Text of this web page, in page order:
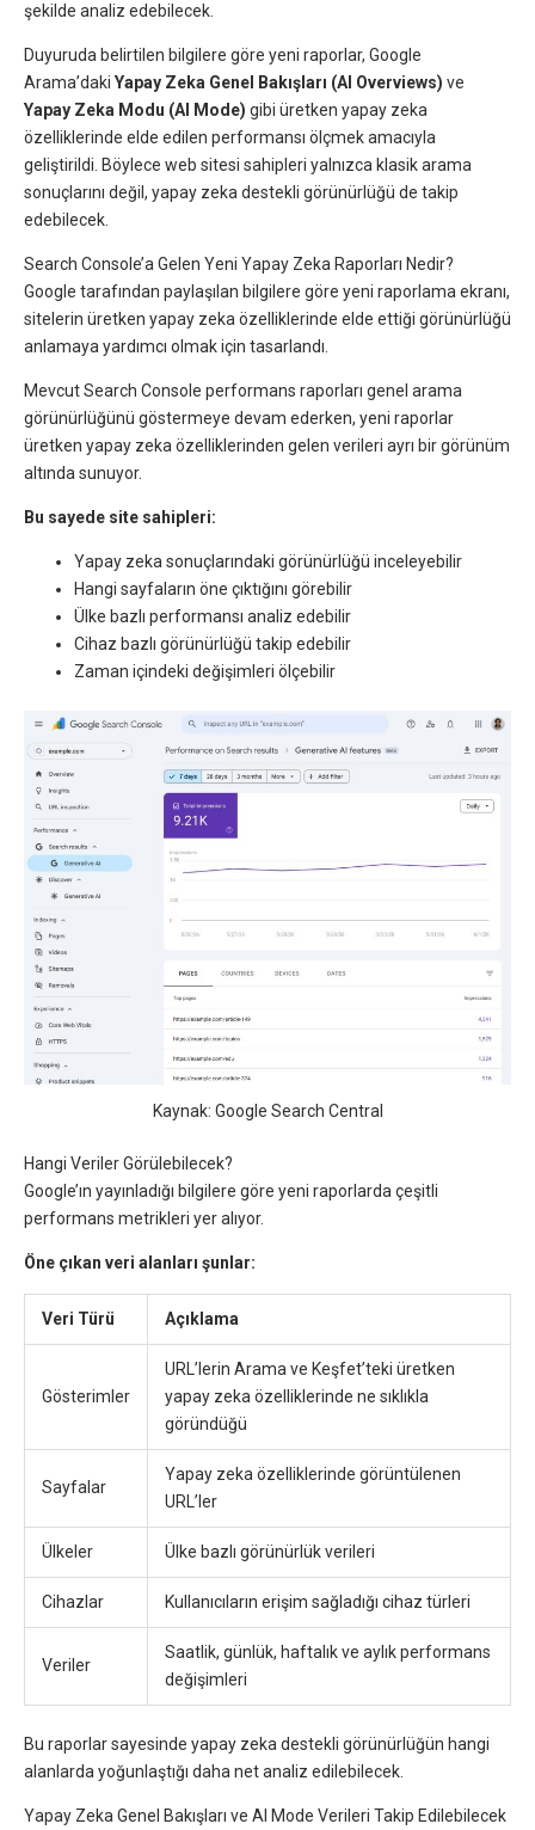
şekilde analiz edebilecek.
Duyuruda belirtilen bilgilere göre yeni raporlar, Google
Arama’daki Yapay Zeka Genel Bakışları (AI Overviews) ve
Yapay Zeka Modu (AI Mode) gibi üretken yapay zeka
özelliklerinde elde edilen performansı ölçmek amacıyla
geliştirildi. Böylece web sitesi sahipleri yalnızca klasik arama
sonuçlarını değil, yapay zeka destekli görünürlüğü de takip
edebilecek.
Search Console’a Gelen Yeni Yapay Zeka Raporları Nedir?
Google tarafından paylaşılan bilgilere göre yeni raporlama ekranı,
sitelerin üretken yapay zeka özelliklerinde elde ettiği görünürlüğü
anlamaya yardımcı olmak için tasarlandı.
Mevcut Search Console performans raporları genel arama
görünürlüğünü göstermeye devam ederken, yeni raporlar
üretken yapay zeka özelliklerinden gelen verileri ayrı bir görünüm
altında sunuyor.
Bu sayede site sahipleri:
Yapay zeka sonuçlarındaki görünürlüğü inceleyebilir
Hangi sayfaların öne çıktığını görebilir
Ülke bazlı performansı analiz edebilir
Cihaz bazlı görünürlüğü takip edebilir
Zaman içindeki değişimleri ölçebilir
Kaynak: Google Search Central
Hangi Veriler Görülebilecek?
Google’ın yayınladığı bilgilere göre yeni raporlarda çeşitli
performans metrikleri yer alıyor.
Öne çıkan veri alanları şunlar:
Veri Türü Açıklama
Gösterimler
URL’lerin Arama ve Keşfet’teki üretken
yapay zeka özelliklerinde ne sıklıkla
göründüğü
Sayfalar
Yapay zeka özelliklerinde görüntülenen
URL’ler
Ülkeler Ülke bazlı görünürlük verileri
Cihazlar Kullanıcıların erişim sağladığı cihaz türleri
Veriler
Saatlik, günlük, haftalık ve aylık performans
değişimleri
Bu raporlar sayesinde yapay zeka destekli görünürlüğün hangi
alanlarda yoğunlaştığı daha net analiz edilebilecek.
Yapay Zeka Genel Bakışları ve AI Mode Verileri Takip Edilebilecek